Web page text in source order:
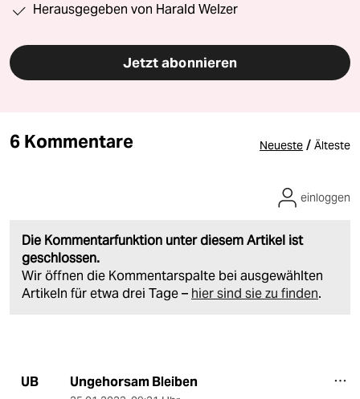
Herausgegeben von Harald Welzer
Jetzt abonnieren
6 Kommentare Neueste / Älteste
Die Kommentarfunktion unter diesem Artikel ist
geschlossen.
Wir öffnen die Kommentarspalte bei ausgewählten
Artikeln für etwa drei Tage – hier sind sie zu finden.
einloggen
UB Ungehorsam Bleiben